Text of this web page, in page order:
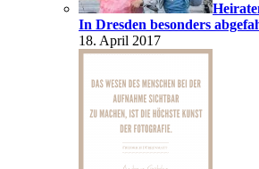
In Dresden besonders
18. April 2017